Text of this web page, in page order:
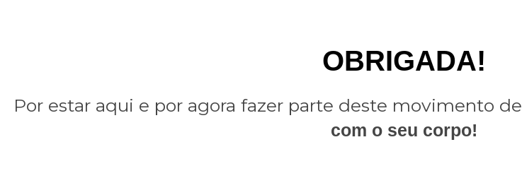
OBRIGADA!
Por estar aqui e por agora fazer parte deste movimento de
com o seu corpo!